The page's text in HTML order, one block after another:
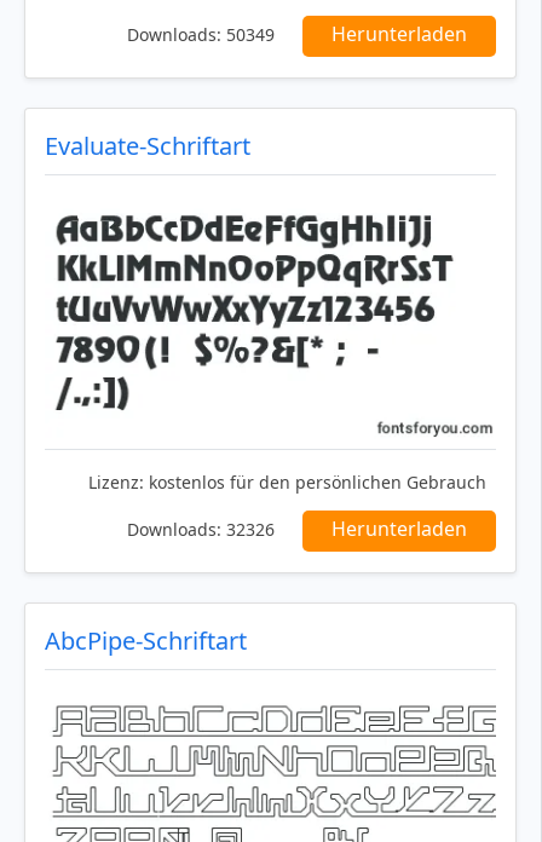
Downloads: 50349 Herunterladen
Evaluate-Schriftart
Lizenz: kostenlos für den persönlichen Gebrauch
Downloads: 32326 Herunterladen
AbcPipe-Schriftart